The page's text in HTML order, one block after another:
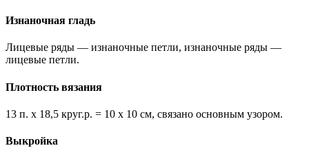
Изнаночная гладь
Лицевые ряды — изнаночные петли, изнаночные ряды —
лицевые петли.
Плотность вязания
13 п. х 18,5 круг.р. = 10 х 10 см, связано основным узором.
Выкройка